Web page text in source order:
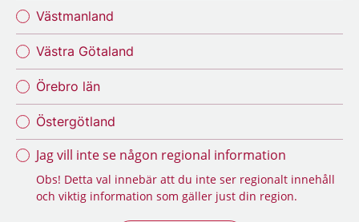
Västmanland
Västra Götaland
Örebro län
Östergötland
Jag vill inte se någon regional information
Obs! Detta val innebär att du inte ser regionalt innehåll
och viktig information som gäller just din region.